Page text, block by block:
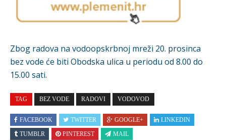
Zbog radova na vodoopskrbnoj mreži 20. prosinca
bez vode će biti Obodska ulica u periodu od 8.00 do
15.00 sati.
TAG BEZ VODE RADOVI VODOVOD
FACEBOOK TWITTER GOOGLE+
LINKEDIN
TUMBLR
PINTEREST MAIL